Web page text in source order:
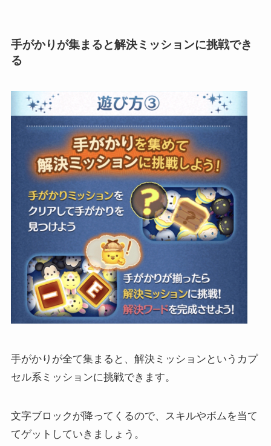
手がかりが集まると解決ミッションに挑戦でき
る
手がかりが全て集まると、解決ミッションというカプ
セル系ミッションに挑戦できます。
文字ブロックが降ってくるので、スキルやボムを当て
てゲットしていきましょう。